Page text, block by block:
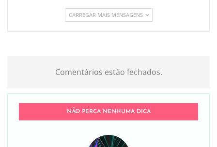
CARREGAR MAIS MENSAGENS
Comentários estão fechados.
NÃO PERCA NENHUMA DICA